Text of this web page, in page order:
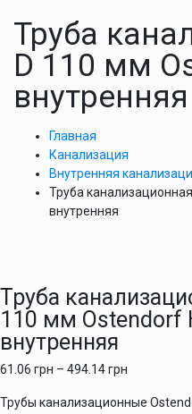
Труба
D 110 мм
внутренняя
Главная
Канализация
Внутренняя
Труба
внутренняя
Труба
110 мм Ostendorf
внутренняя
61.06 грн – 494.14грн
Трубы канализационные